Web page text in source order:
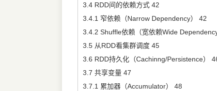
3.4 RDD间的依赖方式 42
3.4.1 窄依赖（Narrow Dependency） 42
3.4.2 Shuffle依赖（宽依赖Wide
3.5 从RDD看集群调度 45
3.6 RDD持久化（Cachinng/Persistence）
3.7 共享变量 47
3.7.1 累加器（Accumulator） 48